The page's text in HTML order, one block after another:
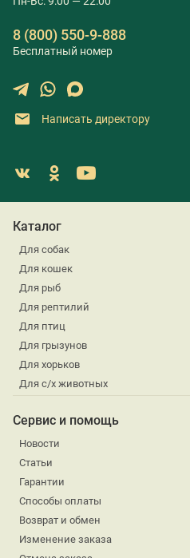
8 (800) 550-9-888
Бесплатный номер
Написать директору
Каталог
Для собак
Для кошек
Для рыб
Для рептилий
Для птиц
Для грызунов
Для хорьков
Для с/х животных
Сервис и помощь
Новости
Статьи
Гарантии
Способы оплаты
Возврат и обмен
Изменение заказа